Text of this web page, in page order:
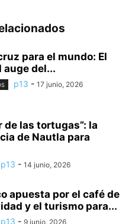
para el mundo: El
auge del...
p13 - 17 junio, 2026
de las tortugas”: la
de Nautla para
p13 - 14 junio, 2026
apuesta por el café de
y el turismo para...
p13 - 9 junio, 2026